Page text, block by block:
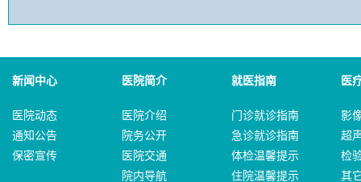
新闻中心 医院简介 就医指南 医
医院动态
通知公告
保密宣传
医院介绍
院务公开
医院交通
院内导航
门诊就诊指南
急诊就诊指南
体检温馨提示
住院温馨提示
影
超
检
其